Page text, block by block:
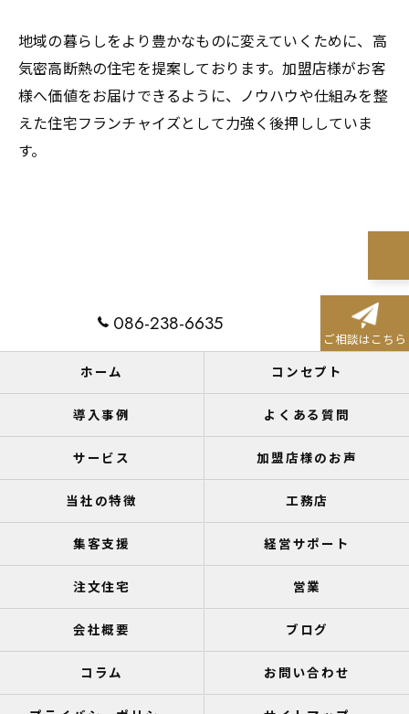
地域の暮らしをより豊かなものに変えていくために、高
気密高断熱の住宅を提案しております。加盟店様がお客
様へ価値をお届けできるように、ノウハウや仕組みを整
えた住宅フランチャイズとして力強く後押ししていま
す。
086-238-6635
ご相談はこちら
ホーム コンセプト
導入事例 よくある質問
サービス 加盟店様のお声
当社の特徴 工務店
集客支援 経営サポート
注文住宅 営業
会社概要 ブログ
コラム お問い合わせ